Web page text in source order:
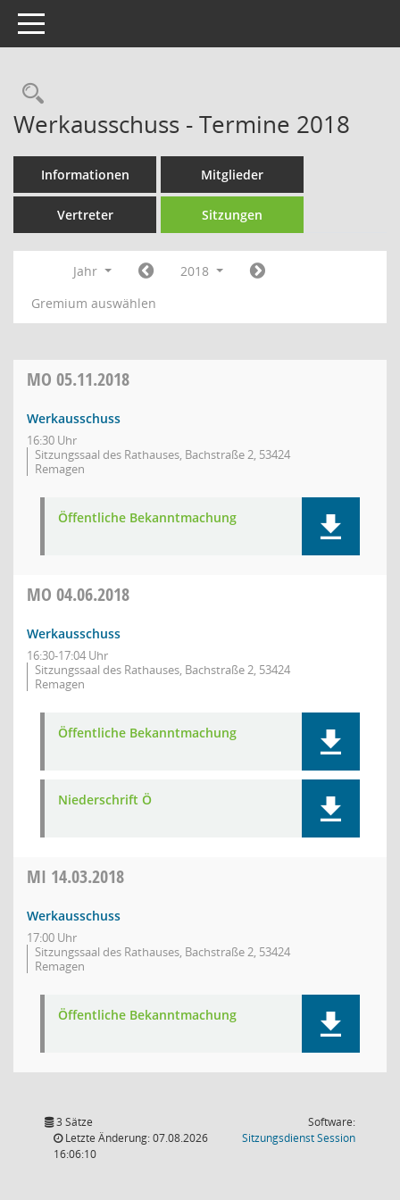
Toggle navigation
Rechercheauswahl
Werkausschuss - Termine 2018
Informationen Mitglieder
Vertreter Sitzungen
Jahr
2018
Gremium auswählen
MO 05.11.2018
Werkausschuss
16:30 Uhr
Sitzungssaal des Rathauses, Bachstraße 2, 53424
Remagen
Öffentliche Bekanntmachung
MO 04.06.2018
Werkausschuss
16:30-17:04 Uhr
Sitzungssaal des Rathauses, Bachstraße 2, 53424
Remagen
Öffentliche Bekanntmachung
Niederschrift Ö
MI 14.03.2018
Werkausschuss
17:00 Uhr
Sitzungssaal des Rathauses, Bachstraße 2, 53424
Remagen
Öffentliche Bekanntmachung
3 Sätze
Letzte Änderung: 07.08.2026
16:06:10
Software:
SitzungsdienstSession(Wird in